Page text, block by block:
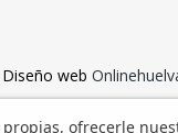
web
ofrecerle